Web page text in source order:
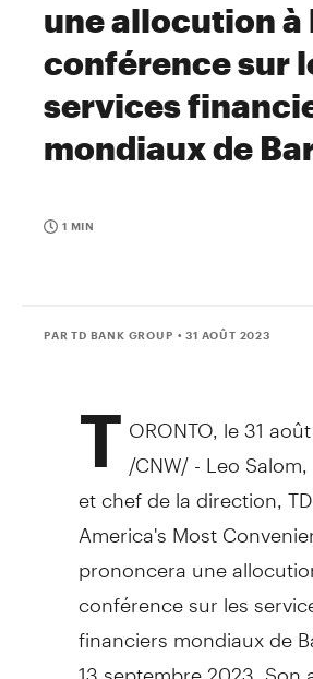
une allocution à
conférence sur
services
mondiaux de
1 MIN
PAR TD BANK GROUP • 31 AOÛT 2023
T ORONTO le 31
/CNW/ -Leo Salom
et chef de la direction,
America's Most
prononcera une
conférence sur les
financiers mondiaux de
13 septembre 2023. Son